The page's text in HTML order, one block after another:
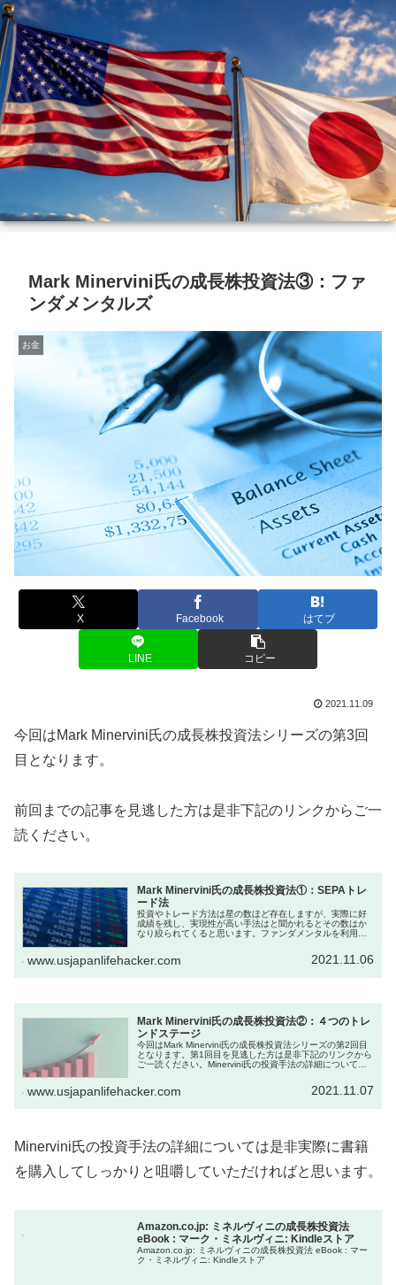
Mark Minervini氏の成長株投資法③：ファ
ンダメンタルズ
お金
X Facebook はてブ
LINE コピー
2021.11.09
今回はMark Minervini氏の成長株投資法シリーズの第3回
目となります。
前回までの記事を見逃した方は是非下記のリンクからご一
読ください。
Mark Minervini氏の成長株投資法①：SEPAトレ
ード法
投資やトレード方法は星の数ほど存在しますが、実際に好
成績を残し、実現性が高い手法はと聞かれるとその数はか
なり絞られてくると思います。ファンダメンタルを利用し
www.usjapanlifehacker.com 2021.11.06
Mark Minervini氏の成長株投資法②：４つのトレ
ンドステージ
今回はMark Minervini氏の成長株投資法シリーズの第2回目
となります。第1回目を見逃した方は是非下記のリンクから
ご一読ください。Minervini氏の投資手法の詳細については
www.usjapanlifehacker.com 2021.11.07
Minervini氏の投資手法の詳細については是非実際に書籍
を購入してしっかりと咀嚼していただければと思います。
Amazon.co.jp: ミネルヴィニの成長株投資法
eBook : マーク・ミネルヴィニ: Kindleストア
Amazon.co.jp: ミネルヴィニの成長株投資法 eBook : マー
ク・ミネルヴィニ: Kindleストア